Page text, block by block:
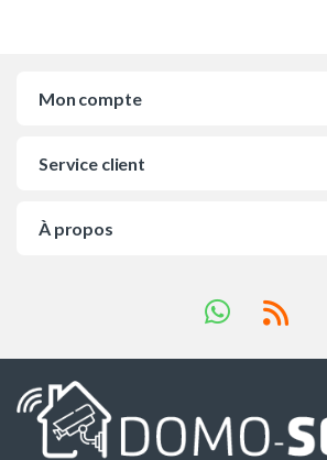
Mon compte
Service client
À propos